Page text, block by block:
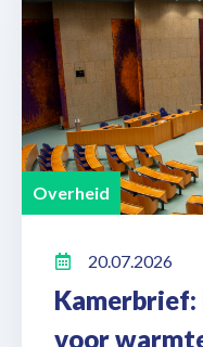
Overheid
20.07.2026
voor